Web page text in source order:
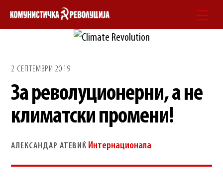
Skip
2 СЕПТЕМВРИ 2019
За револуционерни, а не
климатски промени!
АЛЕКСАНДАР АТЕВИЌ Интернационала